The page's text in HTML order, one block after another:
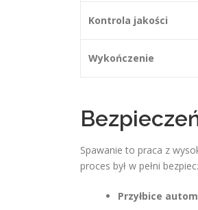
Kontrola jakości
Wykończenie
Spawanie to praca z
proces był w pełni
Przyłbice